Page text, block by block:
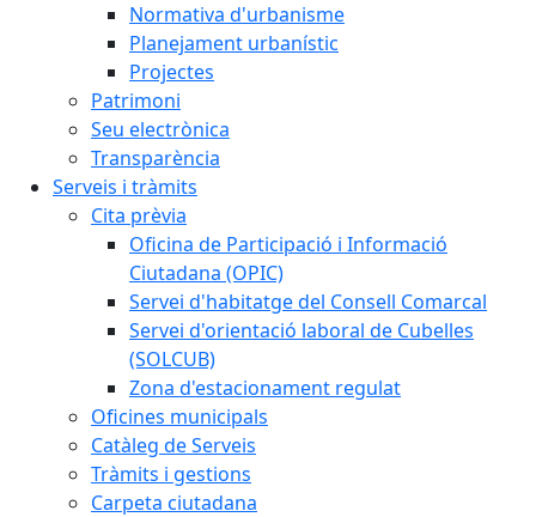
Normativa d'urbanisme
Planejament urbanístic
Projectes
Patrimoni
Seu electrònica
Transparència
Serveis i tràmits
Cita prèvia
Oficina de Participació i Informació
Ciutadana (OPIC)
Servei d'habitatge del Consell Comarcal
Servei d'orientació laboral de Cubelles
(SOLCUB)
Zona d'estacionament regulat
Oficines municipals
Catàleg de Serveis
Tràmits i gestions
Carpeta ciutadana